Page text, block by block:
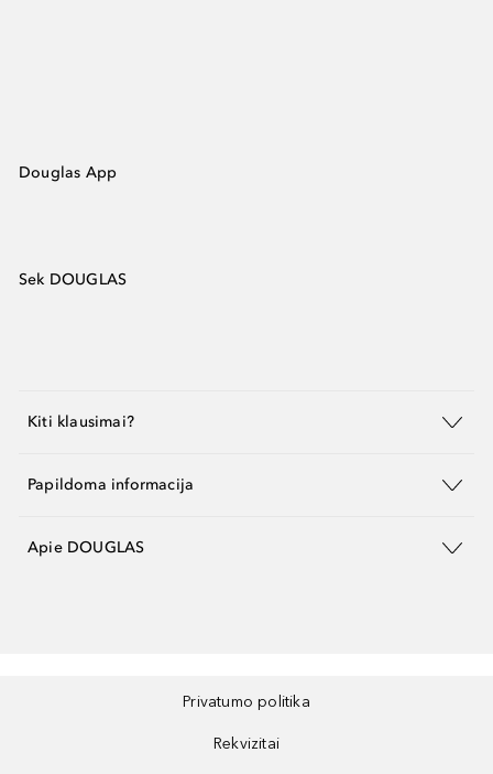
Douglas App
Sek DOUGLAS
Kiti klausimai?
Papildoma informacija
Apie DOUGLAS
Privatumo politika
Rekvizitai